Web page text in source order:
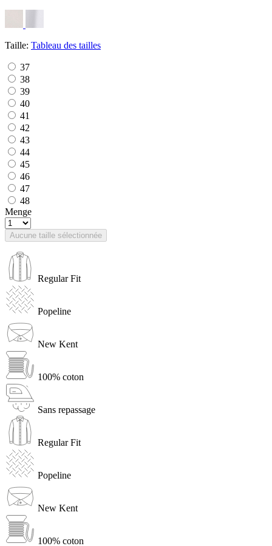
Taille: Tableau des tailles
37
38
39
40
41
42
43
44
45
46
47
48
Menge
Aucune taille sélectionnée
Regular Fit
Popeline
New Kent
100% coton
Sans repassage
Regular Fit
Popeline
New Kent
100% coton